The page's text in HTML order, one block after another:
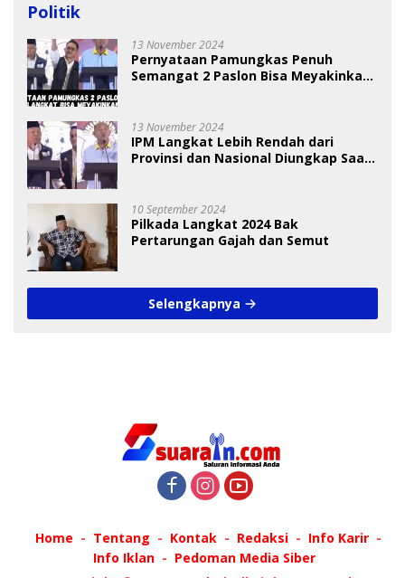
Politik
13 November 2024
Pernyataan Pamungkas Penuh
Semangat 2 Paslon Bisa Meyakinkan
13 November 2024
IPM Langkat Lebih Rendah dari
Provinsi dan Nasional Diungkap Saat
10 September 2024
Pilkada Langkat 2024 Bak
Pertarungan Gajah dan Semut
Selengkapnya
Home Tentang Kontak Redaksi
Info Karir
Info Iklan
Pedoman Media Siber